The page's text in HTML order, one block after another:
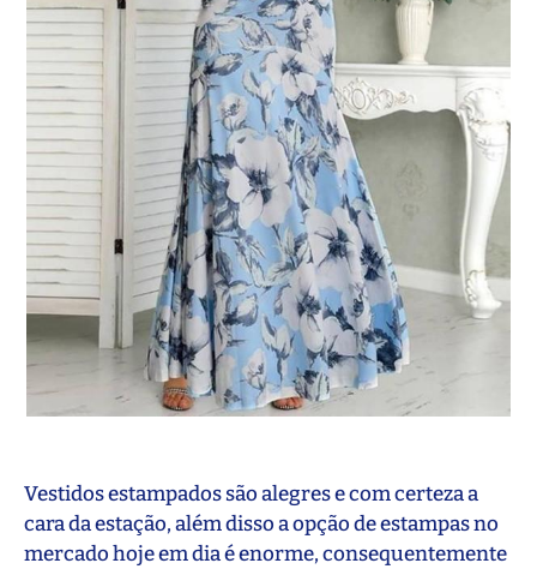
Vestidos estampados são alegres e com certeza a
cara da estação, além disso a opção de estampas no
mercado hoje em dia é enorme, consequentemente